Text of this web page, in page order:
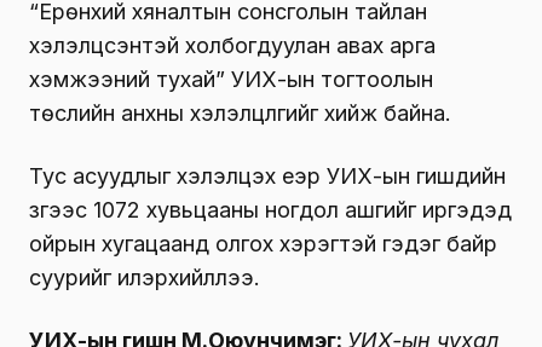
“Ерөнхий хяналтын сонсголын тайлан
хэлэлцсэнтэй холбогдуулан авах арга
хэмжээний тухай” УИХ-ын тогтоолын
төслийн анхны хэлэлцүүлгийг хийж байна.
Тус асуудлыг хэлэлцэх үеэр УИХ-ын гишүүдийн
зүгээс 1072 хувьцааны ногдол ашгийг иргэдэд
ойрын хугацаанд олгох хэрэгтэй гэдэг байр
суурийг илэрхийллээ.
УИХ-ын гишүүн М.Оюунчимэг: УИХ-ын чухал